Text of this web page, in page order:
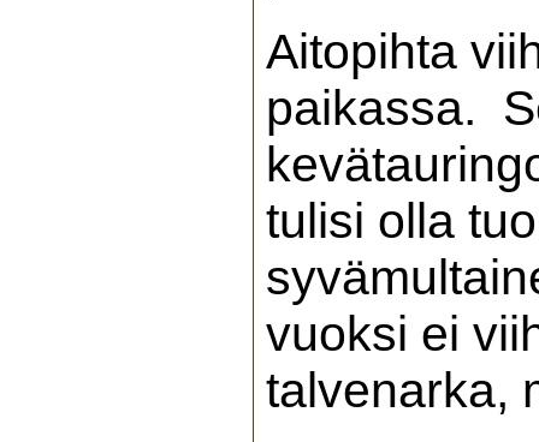
Aitopihta
paikassa.
tulisi olla
vuoksi ei
talvenarka,